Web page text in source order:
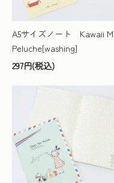
A5サイズノート Kawaii
Peluche[washing]
297円(税込)